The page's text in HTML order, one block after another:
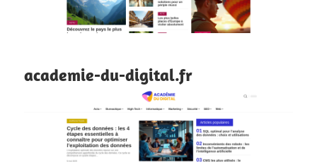
academie-du-digital.fr